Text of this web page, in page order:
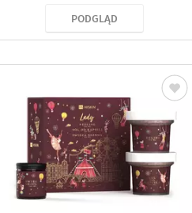
PODGLĄD